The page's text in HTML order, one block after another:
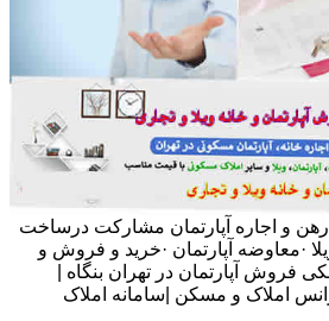
و اجاره آپارتمان مشارکت درساخت
·معاوضه آپارتمان ·خرید و فروش و
فروش آپارتمان در تهران بنگاه |
املاک و مسکن |سامانه املاک